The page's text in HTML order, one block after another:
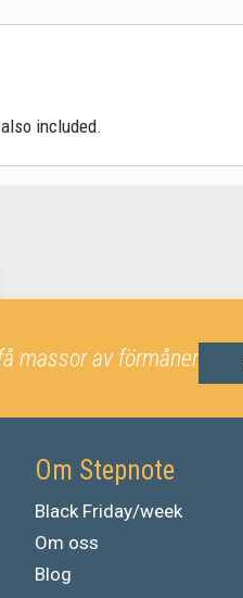
included.
massor av förmåner
Om Stepnote
Black Friday/week
Om oss
Blog